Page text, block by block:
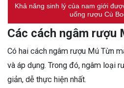
Khả năng sinh lý của nam giới
uống rượu Cù
Các cách ngâm rượu
Có hai cách ngâm rượu Mú Từn
và áp dụng. Trong đó, ngâm loại
giản, dễ thực hiện nhất.